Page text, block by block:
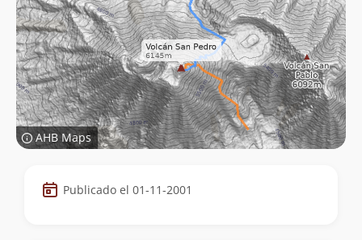
AHB Maps
Datos
de
Publicado el 01-11-2001